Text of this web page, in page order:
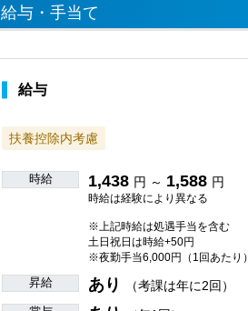
給与・手当て
給与
扶養控除内考慮
時給 1,438 円 ～ 1,588 円
時給は経験により異なる
※上記時給は処遇手当を含む
土日祝日は時給+50円
※夜勤手当6,000円（1回あたり）
昇給 あり （考課は年に2回）